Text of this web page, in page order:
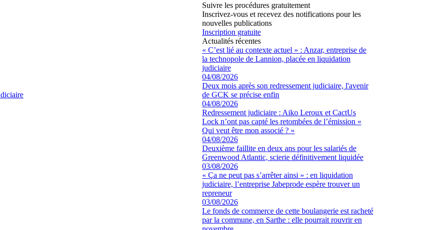
Suivre les procédures gratuitement
Inscrivez-vous et recevez des notifications pour les
nouvelles publications
Inscription gratuite
Actualités récentes
« C’est lié au contexte actuel » : Anzar, entreprise de
la technopole de Lannion, placée en liquidation
judiciaire
04/08/2026
Deux mois après son redressement judiciaire, l'avenir
de GCK se précise enfin
04/08/2026
Redressement judiciaire : Aiko Leroux et CactUs
Lock n’ont pas capté les retombées de l’émission «
Qui veut être mon associé ? »
04/08/2026
Deuxième faillite en deux ans pour les salariés de
Greenwood Atlantic, scierie définitivement liquidée
03/08/2026
« Ça ne peut pas s’arrêter ainsi » : en liquidation
judiciaire, l’entreprise Jabeprode espère trouver un
repreneur
03/08/2026
Le fonds de commerce de cette boulangerie est racheté
par la commune, en Sarthe : elle pourrait rouvrir en